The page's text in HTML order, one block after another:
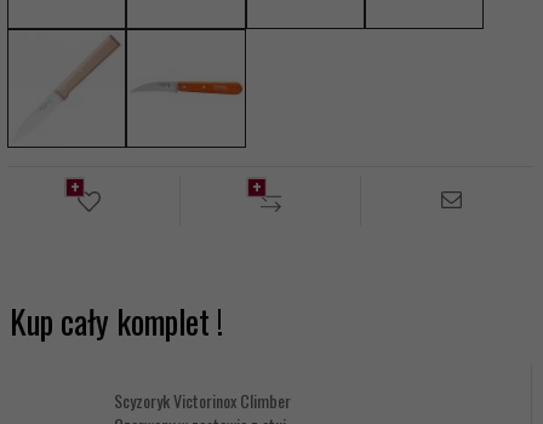
Kup cały komplet !
Scyzoryk Victorinox Climber